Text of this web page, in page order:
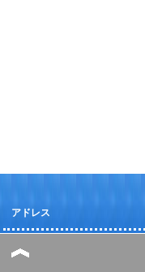
アドレス